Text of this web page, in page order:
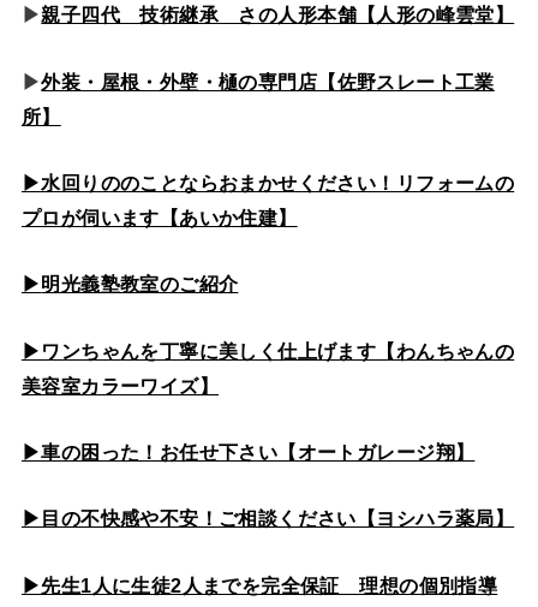
▶親子四代 技術継承 さの人形本舗【人形の峰雲堂】
▶外装・屋根・外壁・樋の専門店【佐野スレート工業
所】
▶水回りののことならおまかせください！リフォームの
プロが伺います【あいか住建】
▶明光義塾教室のご紹介
▶ワンちゃんを丁寧に美しく仕上げます【わんちゃんの
美容室カラーワイズ】
▶車の困った！お任せ下さい【オートガレージ翔】
▶目の不快感や不安！ご相談ください【ヨシハラ薬局】
▶先生1人に生徒2人までを完全保証 理想の個別指導